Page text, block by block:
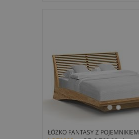
ŁÓŻKO FANTASY Z POJEMNIKIEM